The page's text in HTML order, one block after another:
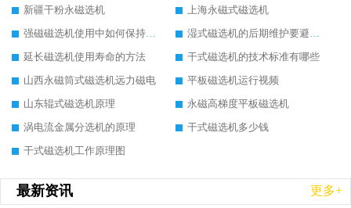
新疆干粉永磁选机
上海永磁式磁选机
强磁磁选机使用中如何保持其顺畅运行
湿式磁选机的后期维护要避开哪些坑
延长磁选机使用寿命的方法
干式磁选机的技术标准有哪些
山西永磁筒式磁选机远力磁电
平板磁选机运行视频
山东辊式磁选机原理
永磁高梯度平板磁选机
涡电流金属分选机的原理
干式磁选机多少钱
干式磁选机工作原理图
最新资讯 更多+